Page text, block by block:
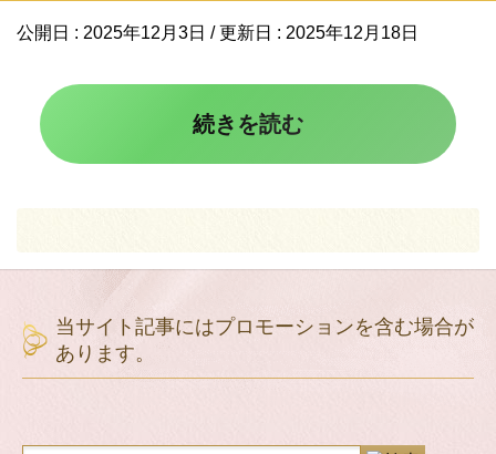
公開日 : 2025年12月3日 / 更新日 : 2025年12月18日
続きを読む
当サイト記事にはプロモーションを含む場合が
あります。